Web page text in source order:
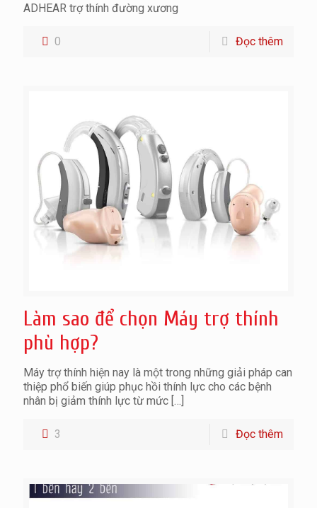
ADHEAR trợ thính đường xương
0 Đọc thêm
Làm sao để chọn Máy trợ thính
phù hợp?
Máy trợ thính hiện nay là một trong những giải pháp can
thiệp phổ biến giúp phục hồi thính lực cho các bệnh
nhân bị giảm thính lực từ mức […]
3 Đọc thêm